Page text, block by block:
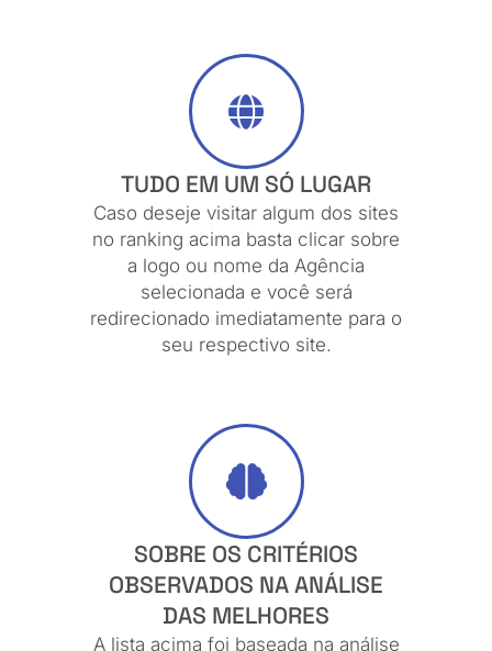
TUDO EM UM SÓ LUGAR
Caso deseje visitar algum dos sites
no ranking acima basta clicar sobre
a logo ou nome da Agência
selecionada e você será
redirecionado imediatamente para o
seu respectivo site.
SOBRE OS CRITÉRIOS
OBSERVADOS NA ANÁLISE
DAS MELHORES
A lista acima foi baseada na análise